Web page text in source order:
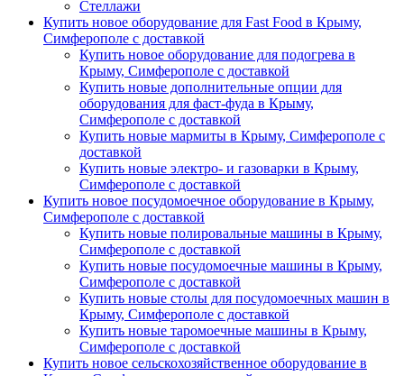
Стеллажи
Купить новое оборудование для Fast Food в Крыму,
Симферополе с доставкой
Купить новое оборудование для подогрева в
Крыму, Симферополе с доставкой
Купить новые дополнительные опции для
оборудования для фаст-фуда в Крыму,
Симферополе с доставкой
Купить новые мармиты в Крыму, Симферополе с
доставкой
Купить новые электро- и газоварки в Крыму,
Симферополе с доставкой
Купить новое посудомоечное оборудование в Крыму,
Симферополе с доставкой
Купить новые полировальные машины в Крыму,
Симферополе с доставкой
Купить новые посудомоечные машины в Крыму,
Симферополе с доставкой
Купить новые столы для посудомоечных машин в
Крыму, Симферополе с доставкой
Купить новые таромоечные машины в Крыму,
Симферополе с доставкой
Купить новое сельскохозяйственное оборудование в